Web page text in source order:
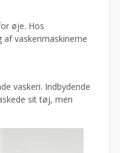
øje. Hos
vaskerimaskinerne
vaskeri. Indbydende
sit tøj, men